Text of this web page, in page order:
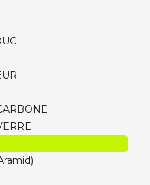
Recreus
Spéciaux
ULTEM/PSU)
surface / Nettoyage